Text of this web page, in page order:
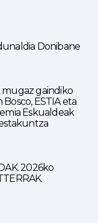
Donibane
gaindiko
ESTIA eta
Eskualdeak
2026ko